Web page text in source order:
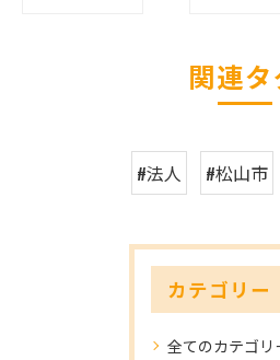
関連タ
#法人 #松山市
カテゴリー
全てのカテゴリ